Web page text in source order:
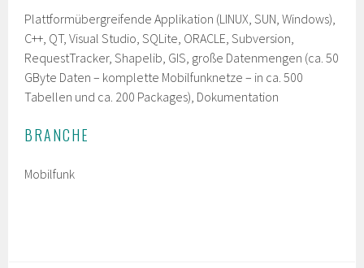
Plattformübergreifende Applikation (LINUX, SUN, Windows),
C++, QT, Visual Studio, SQLite, ORACLE, Subversion,
RequestTracker, Shapelib, GIS, große Datenmengen (ca. 50
GByte Daten – komplette Mobilfunknetze – in ca. 500
Tabellen und ca. 200 Packages), Dokumentation
BRANCHE
Mobilfunk